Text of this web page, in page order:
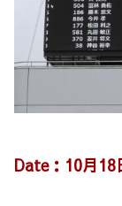
Date：10月18